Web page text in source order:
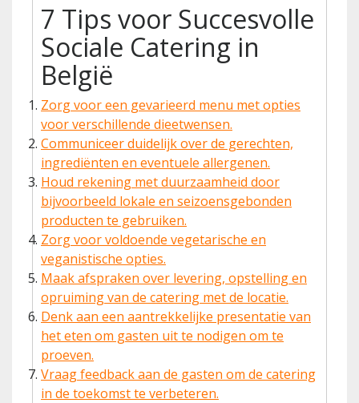
7 Tips voor Succesvolle
Sociale Catering in
België
Zorg voor een gevarieerd menu met opties
voor verschillende dieetwensen.
Communiceer duidelijk over de gerechten,
ingrediënten en eventuele allergenen.
Houd rekening met duurzaamheid door
bijvoorbeeld lokale en seizoensgebonden
producten te gebruiken.
Zorg voor voldoende vegetarische en
veganistische opties.
Maak afspraken over levering, opstelling en
opruiming van de catering met de locatie.
Denk aan een aantrekkelijke presentatie van
het eten om gasten uit te nodigen om te
proeven.
Vraag feedback aan de gasten om de catering
in de toekomst te verbeteren.